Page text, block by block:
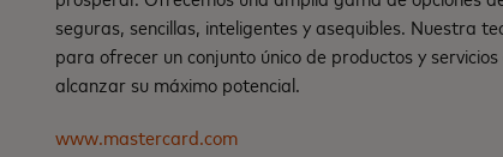
seguras, sencillas, inteligentes y asequibles. Nuestra
para ofrecer un conjunto único de productos y
alcanzar su máximo potencial.
www.mastercard.com